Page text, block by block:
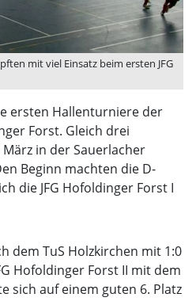
mit viel Einsatz beim ersten JFG
ersten Hallenturniere der
Forst. Gleich drei
in der Sauerlacher
Beginn machten die D-
die JFG Hofoldinger Forst I
dem TuS Holzkirchen mit 1:0
Hofoldinger Forst II mit dem
sich auf einem guten 6. Platz